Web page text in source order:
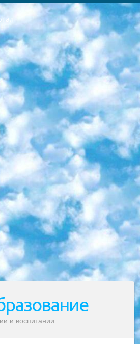
в виде письменного теста по математике. 11. Специальность для умственно отсталых детей. Для 9 класса Родной язык и литературное письмо Государственный язык (язык обучения – узбекский). для неклассов) написано Математическое письмо Письменная/устная история Узбекистана Физическое воспитание практично Итоговый контроль Для 11 класса Написание родного языка и литературы (эссе) Математическое письмо Узбекский язык (обучение на узбекском языке) не посещающее общее среднее образование для учреждений)/Образовательное учреждение выбор письменный и устный Иностранный язык письменный/устный Письменная/устная история Узбекистана *По выбору студента:  Химия  Физика  Основы государственного права  География 10 бесплатных образовательных ресурсов - Мы составили подборку онлайн-проектов с интерактивными упражнениями, видеолекциями и статьями. Они помогут вам обрести новые и освежить старые знания бесплатно. 1. «ИНТУИТ» Старейшая образовательная площадка Рунета. Здесь вы найдёте сотни текстовых и видеокурсов на десятки различных тем — от программирования до психологии. Многие курсы подготовлены российскими университетами и крупными международными компаниями вроде Intel и Microsoft. Самостоятельное обучение бесплатное, но желающие могут оплатить услуги персональных наставников. 2. «Смартия» знакомит с актуальными профессиями и подсказывает, как им обучаться. Выбрав заинтересовавшую вас специальность — SMM-специалист, фотограф, веб-дизайнер или другую, — увидите список необходимых для неё умений. Чтобы вы могли освоить их самостоятельно, для каждого умения площадка отображает подборку ссылок на учебные материалы. Хотя «Смартия» ориентируется на русскоязычную аудиторию, часть контента всё же доступна только на английском. 3. «Лекторий Физтеха» Проект Московского физико-технического института (Физтеха). С его помощью вы можете смотреть онлайн серии лекций, записанные на видео в этом вузе. В числе доступных предметов — физика, биология, химия, информационные технологии и другие. К некоторым лекциям администрация ресурса прилагает готовые конспекты, которые можно скачивать в PDF-формате. 4. ITMOcourses Онлайн-площадка Санкт-Петербургского национального исследовательского университета информационных технологий, механики и оптики (ИТМО). Ресурс предоставляет свободный доступ к курсам, разработанным в этом вузе. Каталог материалов разбит на четыре категории: «Оптические системы и технологии», «Приборостроение и робототехника», «Информационные технологии» и «Биотехнологии». Курсы состоят из видеолекций, интерактивных демонстраций и заданий. 5. «КиберЛенинка» Электронная научная библиотека открытого доступа. Каталог площадки регулярно обрастает текстами статей из различных научных изданий. Сгруппированные по журналам и рубрикам публикации можно читать онлайн или скачивать целиком в PDF-формате. Проект нацелен на популяризацию науки за счёт открытого доступа к качественной информации. 6. «ПостНаука» На этом ресурсе публикуют подборки видеолекций, составленные экспертами из разных отраслей и объединённые общими темами. Среди них, к примеру, есть серии «Биоинформатика и геномика», «Культура средневековой Скандинавии» и Cinema Studies о теории кино. Каждая подборка лекций — логически связанная история, рассказанная экспертом от первого лица. Кроме того, на сайте появляются научно-образовательные статьи и тесты на разные темы. 7. «Newочём» Команда проекта «Newочём» отбирает самые интересные тексты из англоязычных СМИ и переводит те из них, за которые голосуют участники сообщества «ВКонтакте». По большей части это научно-популярные статьи. Редакторы придумывают лишь заголовки, в остальном содержание переводов соответствует оригиналам. Полные тексты можно читать прямо в социальной сети. 8. InternetUrok Онлайн-база материалов по основным дисциплинам школьной программы. Информация на сайте структурирована по классам, предметам и темам (урокам). Каждый урок состоит из видеолекций и конспектов. Есть также интерактивные тренажёры и тесты для закрепления пройденного материала. Даже если вы давно окончили школу, возможность повторить программу старших классов всегда может пригодиться. 9. Edutainme Ещё один ресурс об образовании. В отличие от Newtonew, как мне кажется, Edutainme больше ориентируется на представителей индустрии: педагогов, предпринимателей, разработчиков образовательных проектов. Но и любой, кто просто стремится к саморазвитию, найдёт на сайте много полезного и интересного для себя. Например, информацию о новых курсах и образовательных сервисах. 10. Newtonew Онлайн-медиа об образовании и обучении в широком смысле. Авторы Newtonew пишут об инструментах, заведениях, тактиках и стратегиях, которые помогают учить других и получать новые знания самостоятельно. На этой площадке вы найдёте новости, обзоры, аналитические мат
и воспитании